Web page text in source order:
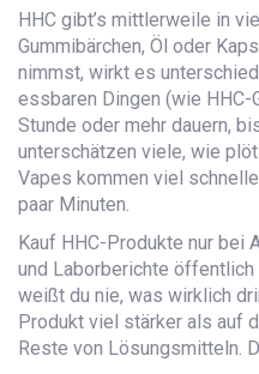
HHC gibt’s mittlerweile in
Gummibärchen, Öl oder
nimmst, wirkt es
essbaren Dingen (wie
Stunde oder mehr dauern,
unterschätzen viele, wie
Vapes kommen viel
paar Minuten.
Kauf HHC-Produkte nur bei
und Laborberichte öffentlich
weißt du nie, was wirklich
Produkt viel stärker als auf
Reste von Lösungsmitteln.